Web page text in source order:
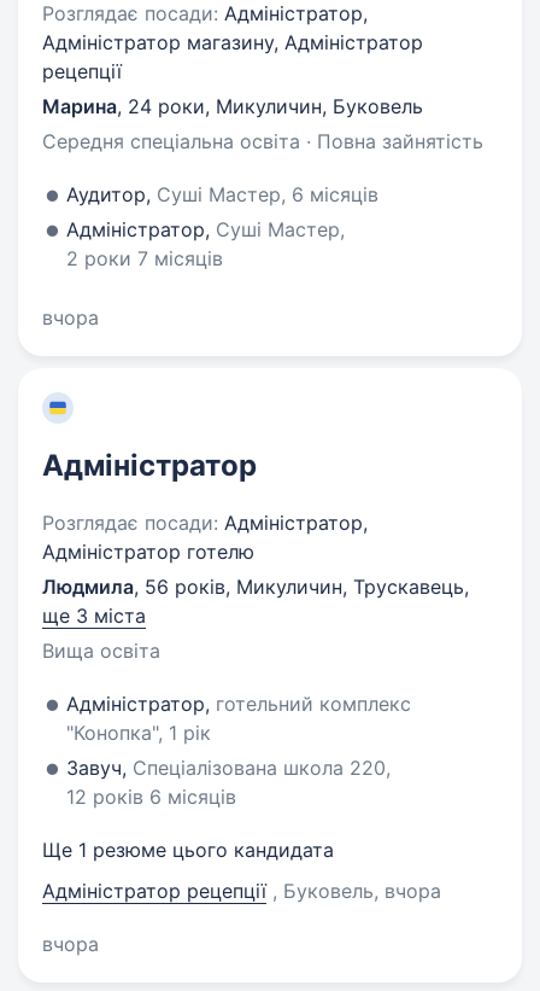
Розглядає посади: Адміністратор,
Адміністратор магазину, Адміністратор
рецепції
Марина, 24 роки, Микуличин, Буковель
Середня спеціальна освіта · Повна зайнятість
Аудитор, Суші Мастер, 6 місяців
Адміністратор, Суші Мастер,
2 роки 7 місяців
вчора
Адміністратор
Розглядає посади: Адміністратор,
Адміністратор готелю
Людмила, 56 років, Микуличин, Трускавець,
ще 3 міста
Вища освіта
Адміністратор, готельний комплекс
"Конопка", 1 рік
Завуч, Спеціалізована школа 220,
12 років 6 місяців
Ще 1 резюме цього кандидата
Адміністратор рецепції , Буковель, вчора
вчора